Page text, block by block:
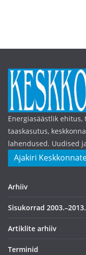
Energiasäästlik
taaskasutus,
lahendused. Uudised
Ajakiri
Arhiiv
Sisukorrad
Artiklite arhiiv
Terminid